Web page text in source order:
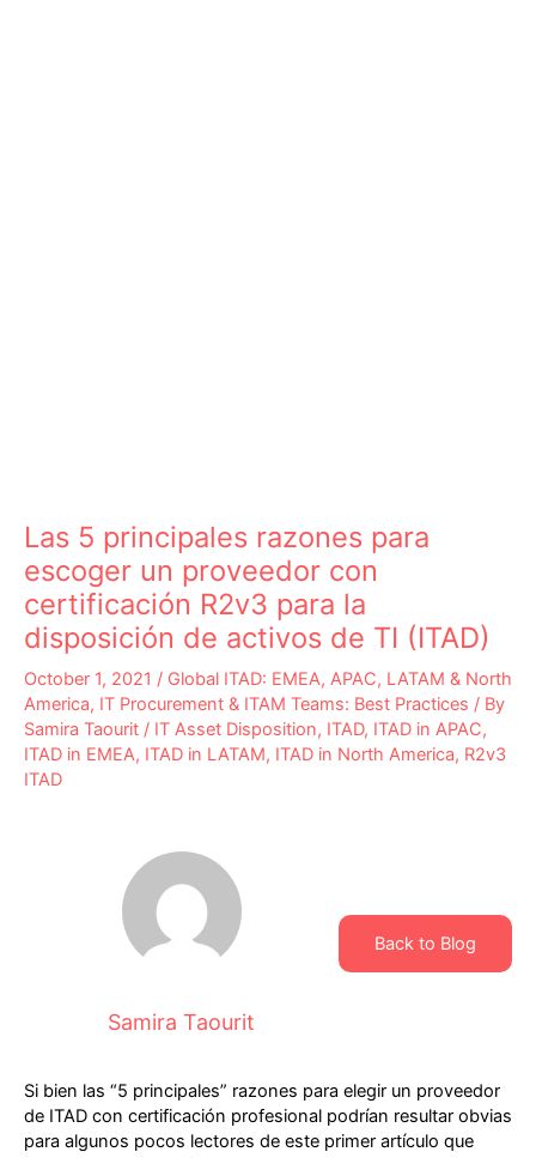
Las 5 principales razones para
escoger un proveedor con
certificación R2v3 para la
disposición de activos de TI (ITAD)
October 1, 2021 / Global ITAD: EMEA, APAC, LATAM & North
America, IT Procurement & ITAM Teams: Best Practices / By
Samira Taourit / IT Asset Disposition, ITAD, ITAD in APAC,
ITAD in EMEA, ITAD in LATAM, ITAD in North America, R2v3
ITAD
Samira Taourit
Back to Blog
Si bien las “5 principales” razones para elegir un proveedor
de ITAD con certificación profesional podrían resultar obvias
para algunos pocos lectores de este primer artículo que